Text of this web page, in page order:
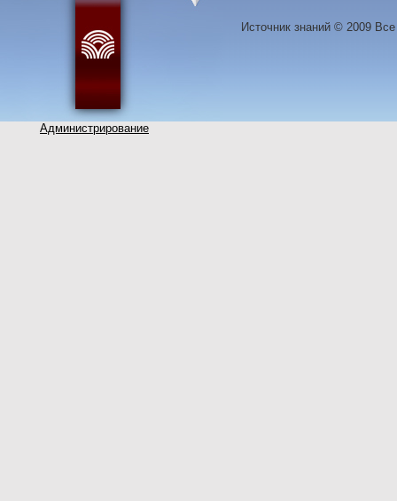
Администрирование
Источник знаний © 2009